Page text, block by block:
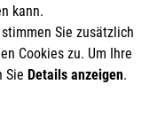
10
kann.
Sie zusätzlich
Cookies zu. Um Ihre
Sie Details anzeigen.